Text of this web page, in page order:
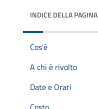
INDICE DELLA PAGINA
Cos'è
A chi è rivolto
Date e Orari